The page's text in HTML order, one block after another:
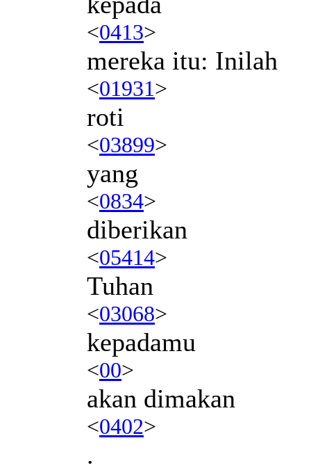
<0413>
mereka itu: Inilah
<01931>
roti
<03899>
yang
<0834>
diberikan
<05414>
Tuhan
<03068>
kepadamu
<00>
akan dimakan
<0402>
.